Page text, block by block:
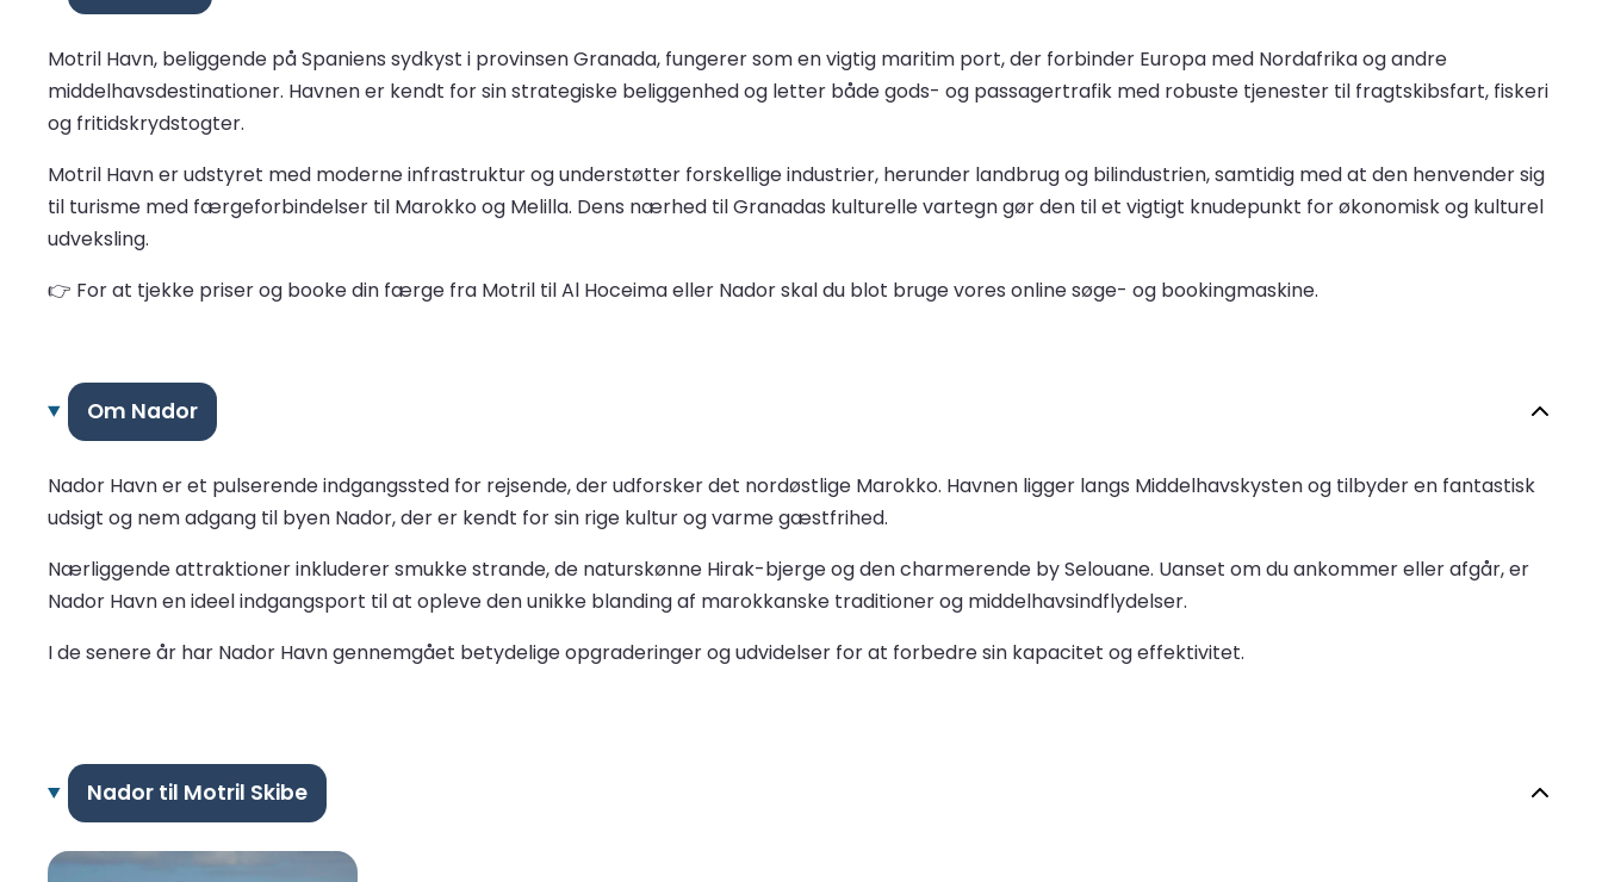
Motril Havn, beliggende på Spaniens sydkyst i provinsen Granada, fungerer som en vigtig maritim port, der forbinder Europa med Nordafrika og andre
middelhavsdestinationer. Havnen er kendt for sin strategiske beliggenhed og letter både gods- og passagertrafik med robuste tjenester til fragtskibsfart, fiskeri
og fritidskrydstogter.
Motril Havn er udstyret med moderne infrastruktur og understøtter forskellige industrier, herunder landbrug og bilindustrien, samtidig med at den henvender sig
til turisme med færgeforbindelser til Marokko og Melilla. Dens nærhed til Granadas kulturelle vartegn gør den til et vigtigt knudepunkt for økonomisk og kulturel
udveksling.
👉 For at tjekke priser og booke din færge fra Motril til Al Hoceima eller Nador skal du blot bruge vores online søge- og bookingmaskine.
Om Nador
Nador Havn er et pulserende indgangssted for rejsende, der udforsker det nordøstlige Marokko. Havnen ligger langs Middelhavskysten og tilbyder en fantastisk
udsigt og nem adgang til byen Nador, der er kendt for sin rige kultur og varme gæstfrihed.
Nærliggende attraktioner inkluderer smukke strande, de naturskønne Hirak-bjerge og den charmerende by Selouane. Uanset om du ankommer eller afgår, er
Nador Havn en ideel indgangsport til at opleve den unikke blanding af marokkanske traditioner og middelhavsindflydelser.
I de senere år har Nador Havn gennemgået betydelige opgraderinger og udvidelser for at forbedre sin kapacitet og effektivitet.
Nador til Motril Skibe